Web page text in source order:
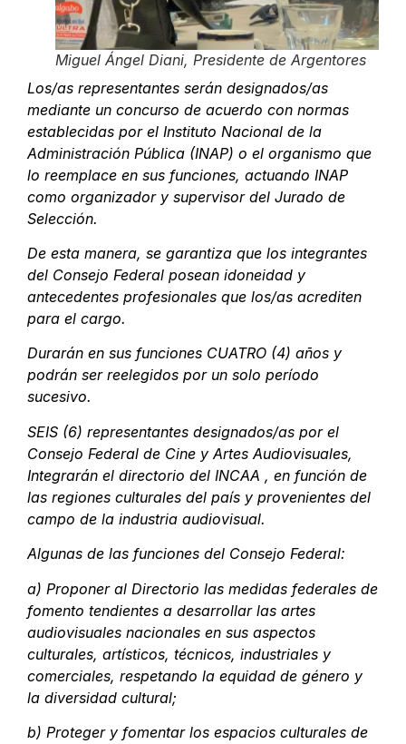
Miguel Ángel Diani, Presidente de Argentores
Los/as representantes serán designados/as
mediante un concurso de acuerdo con normas
establecidas por el Instituto Nacional de la
Administración Pública (INAP) o el organismo que
lo reemplace en sus funciones, actuando INAP
como organizador y supervisor del Jurado de
Selección.
De esta manera, se garantiza que los integrantes
del Consejo Federal posean idoneidad y
antecedentes profesionales que los/as acrediten
para el cargo.
Durarán en sus funciones CUATRO (4) años y
podrán ser reelegidos por un solo período
sucesivo.
SEIS (6) representantes designados/as por el
Consejo Federal de Cine y Artes Audiovisuales,
Integrarán el directorio del INCAA , en función de
las regiones culturales del país y provenientes del
campo de la industria audiovisual.
Algunas de las funciones del Consejo Federal:
a) Proponer al Directorio las medidas federales de
fomento tendientes a desarrollar las artes
audiovisuales nacionales en sus aspectos
culturales, artísticos, técnicos, industriales y
comerciales, respetando la equidad de género y
la diversidad cultural;
b) Proteger y fomentar los espacios culturales de